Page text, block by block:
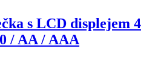
s LCD displejem 4
/ AA / AAA